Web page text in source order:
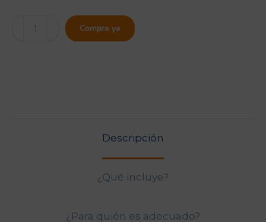
Perfil
Compra ya
Descripción
¿Qué incluye?
¿Para quién es adecuado?